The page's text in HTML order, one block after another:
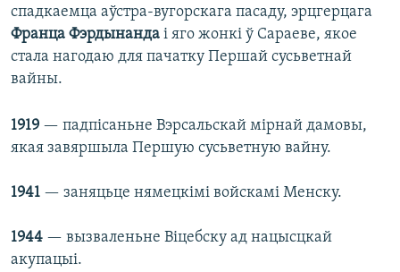
спадкаемца аўстра-вугорскага пасаду, эрцгерцага
Франца Фэрдынанда і яго жонкі ў Сараеве, якое
стала нагодаю для пачатку Першай сусьветнай
вайны.
1919 — падпісаньне Вэрсальскай мірнай дамовы,
якая завяршыла Першую сусьветную вайну.
1941 — заняцьце нямецкімі войскамі Менску.
1944 — вызваленьне Віцебску ад нацысцкай
акупацыі.